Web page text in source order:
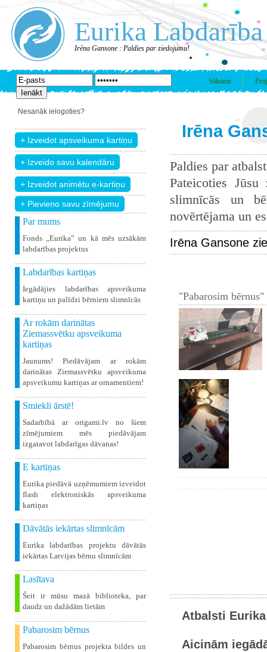
Eurika Labdarība
Irēna Gansone : Paldies par ziedojumu!
Sākums
Nesanāk ielogoties?
+ Pievieno savu zīmējumu
Par mums
Fonds „Eurika” un kā mēs uzsākām
labdarības projektus
Labdarības kartiņas
Iegādājies labdarības apsveikuma
kartiņu un palīdzi bērniem slimnīcās
Ar rokām darinātas
Ziemassvētku apsveikuma
kartiņas
Jaunums! Piedāvājam ar rokām
darinātas Ziemassvētku apsveikuma
apsveikumu kartiņas ar ornamentiem!
Smiekli ārstē!
Sadarbībā ar origami.lv no šiem
zīmējumiem mēs piedāvājam
izgatavot labdarīgas dāvanas!
E kartiņas
Eurika piedāvā uzņēmumiem izveidot
flash elektroniskās apsveikuma
kartiņas
Dāvātās iekārtas slimnīcām
Eurika labdarības projektu dāvātās
iekārtas Latvijas bērnu slimnīcām
Lasītava
Šeit ir mūsu mazā biblioteka, par
daudz un dažādām lietām
Pabarosim bērnus
Pabarosim bērnus projekta bildes un
Irēna
Paldies par
Pateicoties
slimnīcās un
novērtējama un
Irēna Gansone
"Pabarosim
Atbalsti
Aicinām